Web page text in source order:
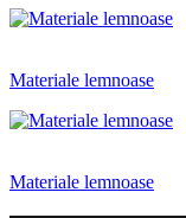
Materiale lemnoase
Materiale lemnoase